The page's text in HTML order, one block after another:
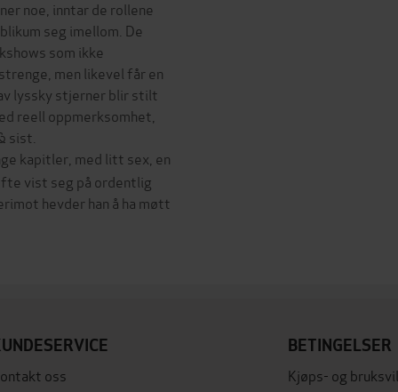
noe, inntar de rollene
seg imellom. De
som ikke
men likevel får en
lyssky stjerner blir stilt
reell oppmerksomhet,
sist.
kapitler, med litt sex, en
vist seg på ordentlig
hevder han å ha møtt
oss
BETINGELSER
Kjøps- og